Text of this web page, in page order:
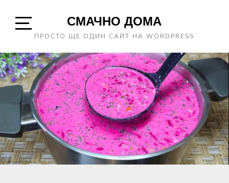
Open
Sidebar
СМАЧНО ДОМА
ПРОСТО ЩЕ ОДИН САЙТ НА WORDPRESS